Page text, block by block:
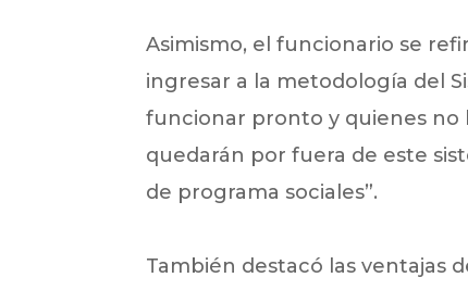
Asimismo, el funcionario se
ingresar a la metodología del
funcionar pronto y quienes no
quedarán por fuera de este
de programa sociales”.
También destacó las ventajas